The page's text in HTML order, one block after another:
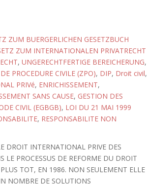
ZUM BUERGERLICHEN GESETZBUCH
ZUM INTERNATIONALEN PRIVATRECHT
, UNGERECHTFERTIGE BEREICHERUNG,
PROCEDURE CIVILE (ZPO), DIP, Droit civil,
PRIVé, ENRICHISSEMENT,
SANS CAUSE, GESTION DES
CIVIL (EGBGB), LOI DU 21 MAI 1999
, RESPONSABILITE NON
DROIT INTERNATIONAL PRIVE DES
PROCESSUS DE REFORME DU DROIT
TOT, EN 1986. NON SEULEMENT ELLE
NOMBRE DE SOLUTIONS